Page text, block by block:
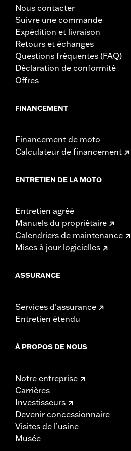
Nous contacter
Suivre une commande
Expédition et livraison
Retours et échanges
Questions fréquentes (FAQ)
Déclaration de conformité
Offres
FINANCEMENT
Financement de moto
Calculateur de financement
ENTRETIEN DE LA MOTO
Entretien agréé
Manuels du propriétaire
Calendriers de maintenance
Mises à jour logicielles
ASSURANCE
Services d’assurance
Entretien étendu
À PROPOS DE NOUS
Notre entreprise
Carrières
Investisseurs
Devenir concessionnaire
Visites de l’usine
Musée